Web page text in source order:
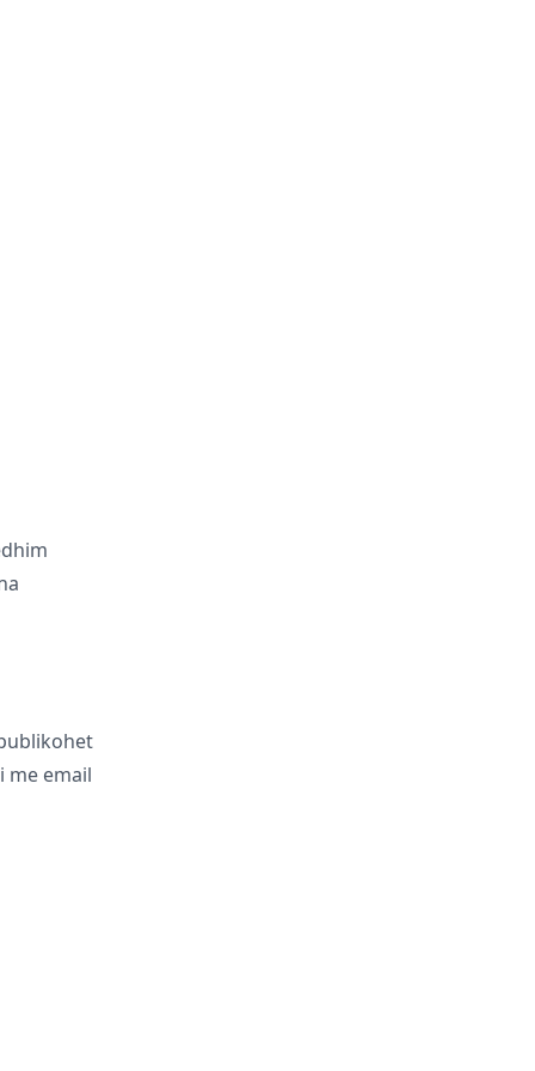
me email